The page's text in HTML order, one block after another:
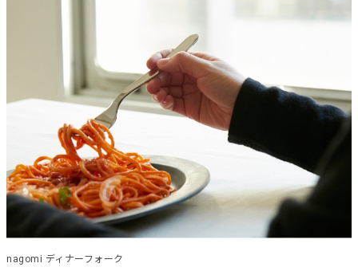
nagomi ディナーフォーク